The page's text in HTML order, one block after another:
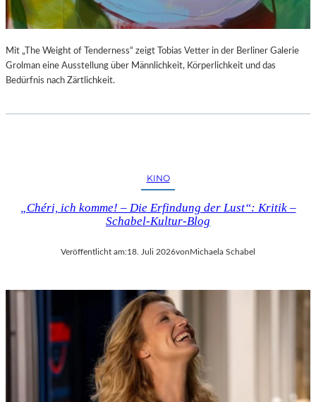
Mit „The Weight of Tenderness“ zeigt Tobias Vetter in der Berliner Galerie
Grolman eine Ausstellung über Männlichkeit, Körperlichkeit und das
Bedürfnis nach Zärtlichkeit.
KINO
„Chéri, ich komme! – Die Erfindung der Lust“: Kritik –
Schabel-Kultur-Blog
Veröffentlicht am:18. Juli 2026vonMichaela Schabel